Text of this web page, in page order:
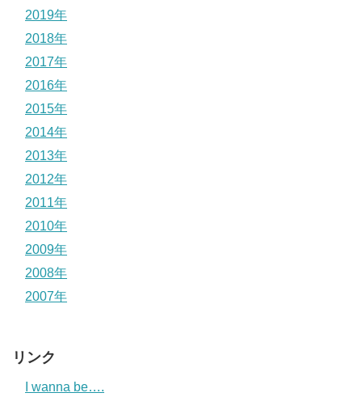
2019年
2018年
2017年
2016年
2015年
2014年
2013年
2012年
2011年
2010年
2009年
2008年
2007年
リンク
I wanna be….